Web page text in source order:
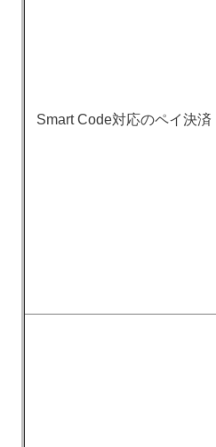
Smart Code対応のペイ決済